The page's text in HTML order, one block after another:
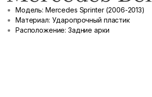
Модель: Mercedes Sprinter (2006-2013)
Материал: Ударопрочный пластик
Расположение: Задние арки